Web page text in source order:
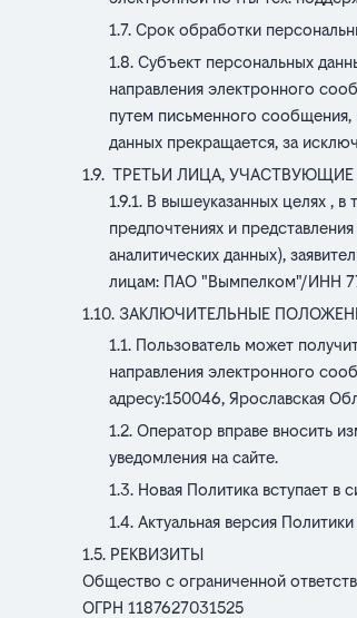
Срок обработки
Субъект персональных
направления электронного
путем письменного сообщения,
данных прекращается, за
ТРЕТЬИ ЛИЦА, УЧАСТВУЮЩИЕ
В вышеуказанных целях , в
предпочтениях и
аналитических данных),
лицам: ПАО "Вымпелком"/ИНН
ЗАКЛЮЧИТЕЛЬНЫЕ
Пользователь может
направления электронного
адресу:150046, Ярославская
Оператор вправе вносить
уведомления на сайте.
Новая Политика вступает в
Актуальная версия
РЕКВИЗИТЫ
Общество с ограниченной
ОГРН 1187627031525